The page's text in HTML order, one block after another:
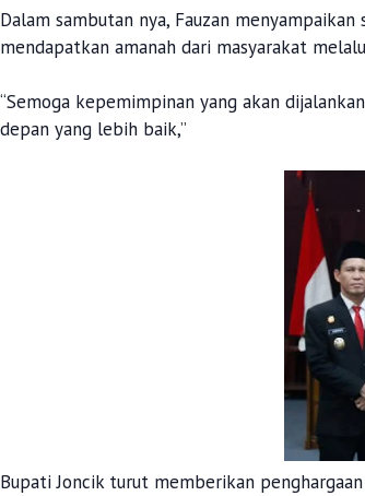
Dalam sambutan nya, Fauzan
mendapatkan amanah dari masyarakat
“Semoga kepemimpinan yang akan
depan yang lebih baik,”
Bupati Joncik turut memberikan